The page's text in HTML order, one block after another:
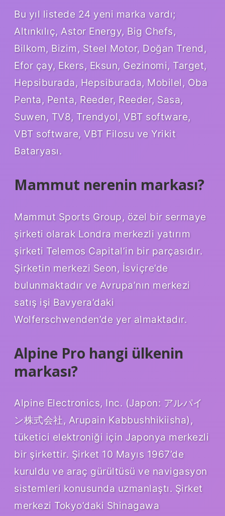
Bu yıl listede 24 yeni marka vardı;
Altınkılıç, Astor Energy, Big Chefs,
Bilkom, Bizim, Steel Motor, Doğan Trend,
Efor çay, Ekers, Eksun, Gezinomi, Target,
Hepsiburada, Hepsiburada, Mobilel, Oba
Penta, Penta, Reeder, Reeder, Sasa,
Suwen, TV8, Trendyol, VBT software,
VBT software, VBT Filosu ve Yrikit
Bataryası.
Mammut nerenin markası?
Mammut Sports Group, özel bir sermaye
şirketi olarak Londra merkezli yatırım
şirketi Telemos Capital’in bir parçasıdır.
Şirketin merkezi Seon, İsviçre’de
bulunmaktadır ve Avrupa’nın merkezi
satış işi Bavyera’daki
Wolferschwenden’de yer almaktadır.
Alpine Pro hangi ülkenin
markası?
Alpine Electronics, Inc. (Japon: アルパイ
ン株式会社, Arupain Kabbushhikiisha),
tüketici elektroniği için Japonya merkezli
bir şirkettir. Şirket 10 Mayıs 1967’de
kuruldu ve araç gürültüsü ve navigasyon
sistemleri konusunda uzmanlaştı. Şirket
merkezi Tokyo’daki Shinagawa